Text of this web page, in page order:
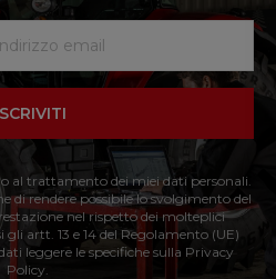
al trattamento dei miei dati personali.
di rendere possibile lo svolgimento del
nel rispetto dei molteplici
artt. 13 e 14 del Regolamento (UE)
leggere le specifiche sulla Privacy
Policy.